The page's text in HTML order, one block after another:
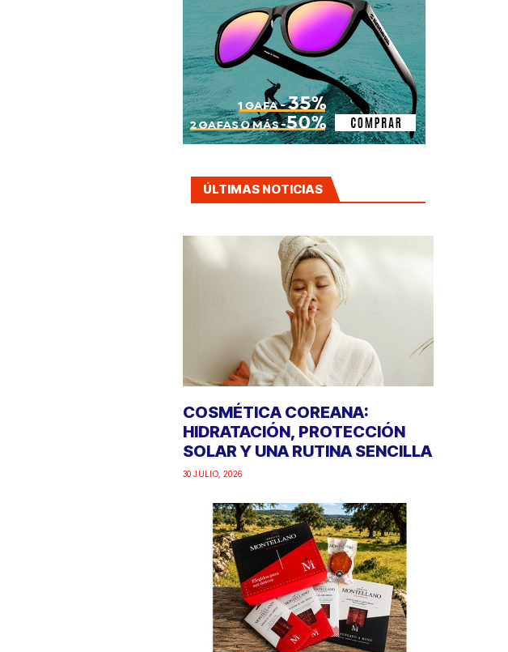
ÚLTIMAS NOTICIAS
COSMÉTICA COREANA:
HIDRATACIÓN, PROTECCIÓN
SOLAR Y UNA RUTINA SENCILLA
30 JULIO, 2026